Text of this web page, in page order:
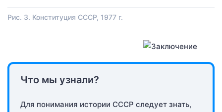
Рис. 3. Конституция СССР, 1977 г.
Что мы узнали?
Для понимания истории СССР следует знать,